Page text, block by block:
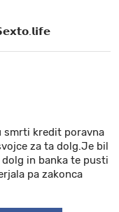
smrti kredit poravna
za ta dolg.Je bil
in banka te pusti
pa zakonca